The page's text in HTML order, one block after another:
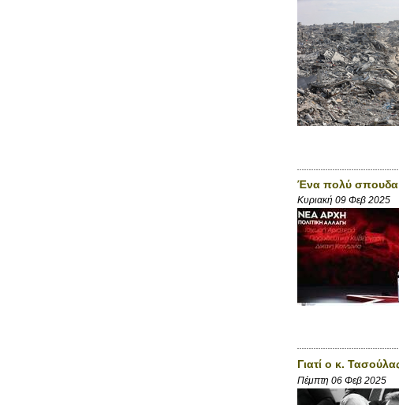
Ένα πολύ
Κυριακή 09 Φεβ 2025
Γιατί ο κ.
Πέμπτη 06 Φεβ 2025